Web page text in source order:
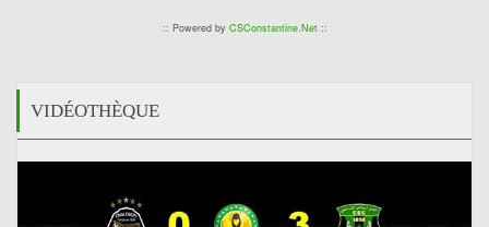
:: Powered by CSConstantine.Net::
VIDÉOTHÈQUE